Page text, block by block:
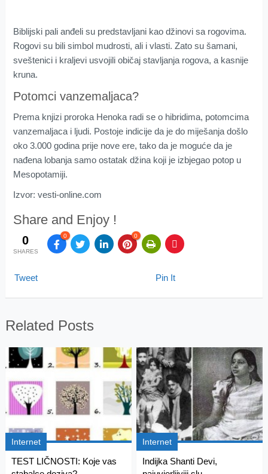
Biblijski pali anđeli su predstavljani kao džinovi sa rogovima.
Rogovi su bili simbol mudrosti, ali i vlasti. Zato su šamani,
sveštenici i kraljevi usvojili običaj stavljanja rogova, a kasnije
kruna.
Potomci vanzemaljaca?
Prema knjizi proroka Henoka radi se o hibridima, potomcima
vanzemaljaca i ljudi. Postoje indicije da je do miješanja došlo
oko 3.000 godina prije nove ere, tako da je moguće da je
nađena lobanja samo ostatak džina koji je izbjegao potop u
Mesopotamiji.
Izvor: vesti-online.com
Share and Enjoy !
0
SHARES
0 0
Tweet Pin It
Related Posts
Internet
TEST LIČNOSTI: Koje vas
Internet
Indijka Shanti Devi,